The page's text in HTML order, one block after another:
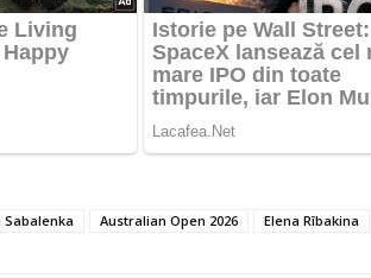
Sabalenka Australian Open 2026 Elena Rîbakina